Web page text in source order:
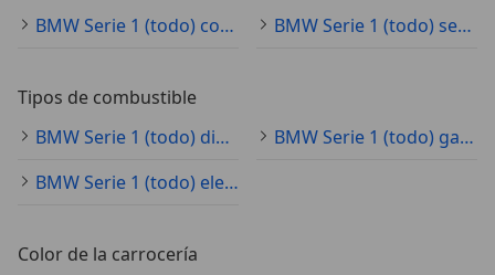
BMW Serie 1 (todo) coche pequeño
BMW Serie 1 (todo) sedán
Tipos de combustible
BMW Serie 1 (todo) diésel
BMW Serie 1 (todo) gasolina
BMW Serie 1 (todo) electro/gasolina
Color de la carrocería